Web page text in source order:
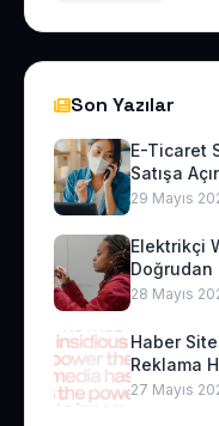
Son Yazılar
E-Ticaret
Satışa
29 Mayıs
Elektrikçi
Doğrudan
28 Mayıs
Haber
Reklama
27 Mayıs